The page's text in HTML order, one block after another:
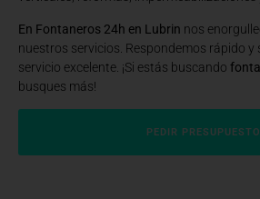
En Fontaneros 24h en Lubrin nos
nuestros servicios. Respondemos rápido y
servicio excelente. ¡Si estás buscando
busques más!
PEDIR PRESUPUESTO